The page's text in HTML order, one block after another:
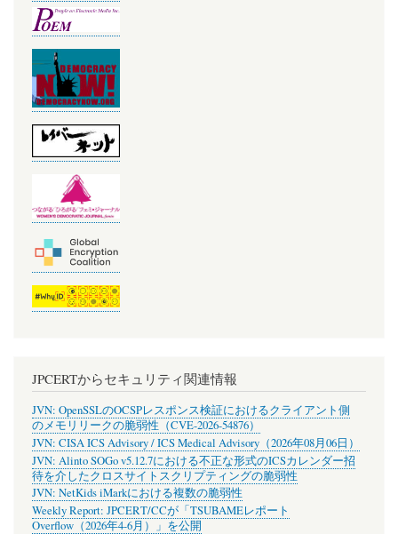
JPCERTからセキュリティ関連情報
JVN: OpenSSLのOCSPレスポンス検証におけるクライアント側
のメモリリークの脆弱性（CVE-2026-54876）
JVN: CISA ICS Advisory / ICS Medical Advisory（2026年08月06日）
JVN: Alinto SOGo v5.12.7における不正な形式のICSカレンダー招
待を介したクロスサイトスクリプティングの脆弱性
JVN: NetKids iMarkにおける複数の脆弱性
Weekly Report: JPCERT/CCが「TSUBAMEレポート
Overflow（2026年4-6月）」を公開